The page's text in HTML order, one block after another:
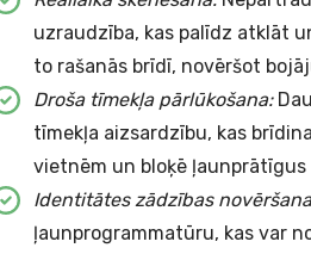
uzraudzība, kas palīdz atklāt
to rašanās brīdī, novēršot
Droša tīmekļa pārlūkošana:
tīmekļa aizsardzību, kas
vietnēm un bloķē ļaunprātīgus
Identitātes zādzības
ļaunprogrammatūru, kas var